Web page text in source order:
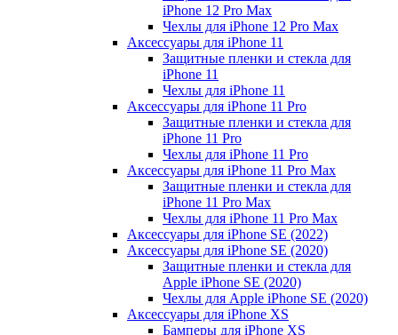
iPhone 12 Pro Max
Чехлы для iPhone 12 Pro Max
Аксессуары для iPhone 11
Защитные пленки и стекла для
iPhone 11
Чехлы для iPhone 11
Аксессуары для iPhone 11 Pro
Защитные пленки и стекла для
iPhone 11 Pro
Чехлы для iPhone 11 Pro
Аксессуары для iPhone 11 Pro Max
Защитные пленки и стекла для
iPhone 11 Pro Max
Чехлы для iPhone 11 Pro Max
Аксессуары для iPhone SE (2022)
Аксессуары для iPhone SE (2020)
Защитные пленки и стекла для
Apple iPhone SE (2020)
Чехлы для Apple iPhone SE (2020)
Аксессуары для iPhone ХS
Бамперы для iPhone ХS